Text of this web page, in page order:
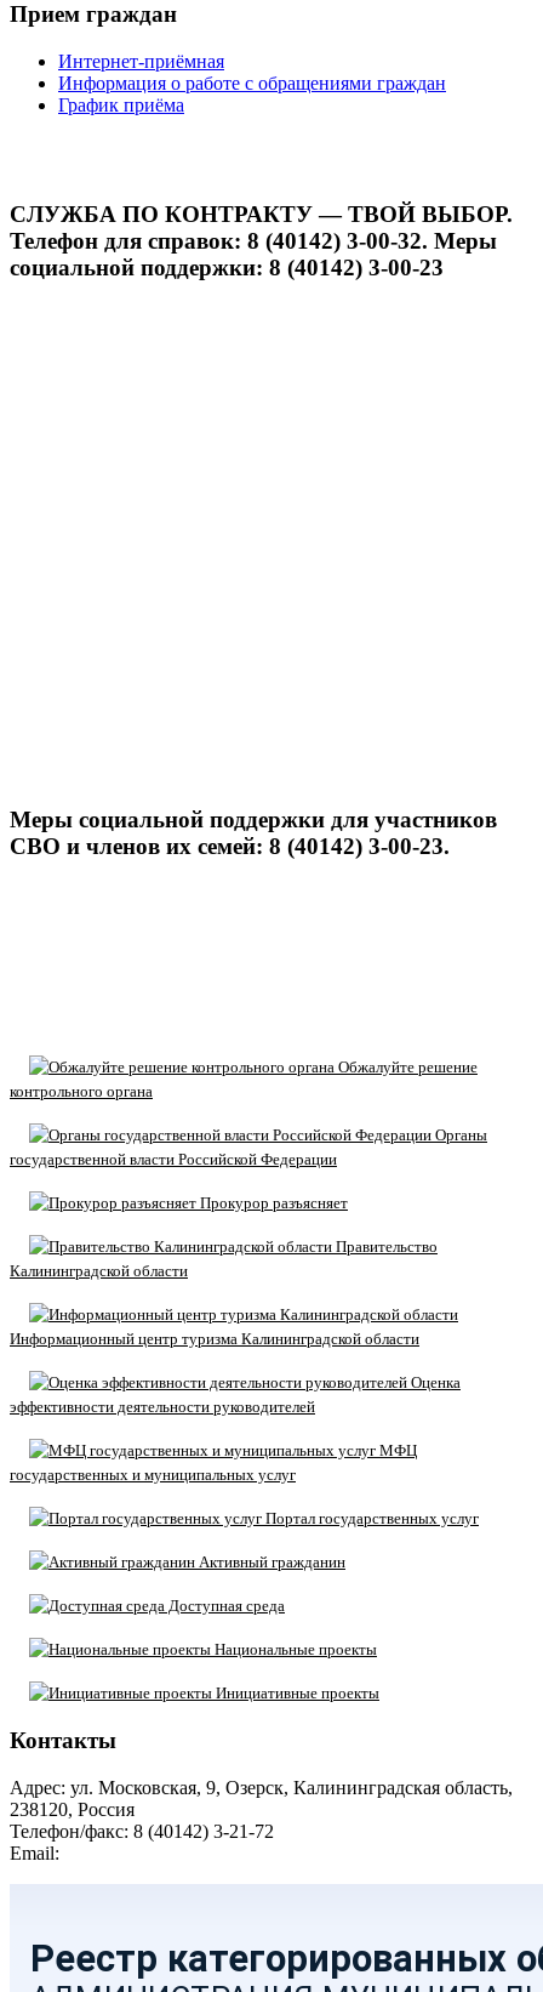
Прием граждан
Интернет-приёмная
Информация о работе с обращениями граждан
График приёма
СЛУЖБА ПО КОНТРАКТУ — ТВОЙ ВЫБОР.
Телефон для справок: 8 (40142) 3-00-32. Меры
социальной поддержки: 8 (40142) 3-00-23
Меры социальной поддержки для участников
СВО и членов их семей: 8 (40142) 3-00-23.
Обжалуйте решение
контрольного органа
Органы
государственной власти Российской Федерации
Прокурор разъясняет
Правительство
Калининградской области
Информационный центр туризма Калининградской области
Оценка
эффективности деятельности руководителей
МФЦ
государственных и муниципальных услуг
Портал государственных услуг
Активный гражданин
Доступная среда
Национальные проекты
Инициативные проекты
Контакты
Адрес: ул. Московская, 9, Озерск, Калининградская область,
238120, Россия
Телефон/факс: 8 (40142) 3-21-72
Email: